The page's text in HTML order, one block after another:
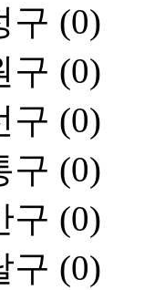
구 (0)
구 (0)
구 (0)
구 (0)
구 (0)
구 (0)